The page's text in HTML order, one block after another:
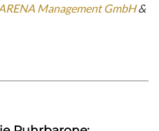
Management GmbH&